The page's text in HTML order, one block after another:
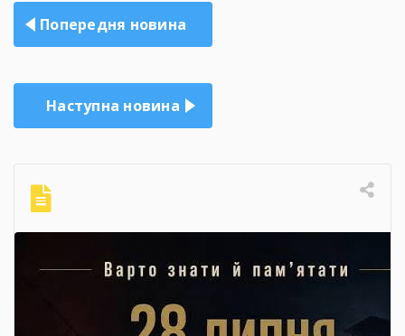
Навігація
записів
Попередня новина
Наступна новина